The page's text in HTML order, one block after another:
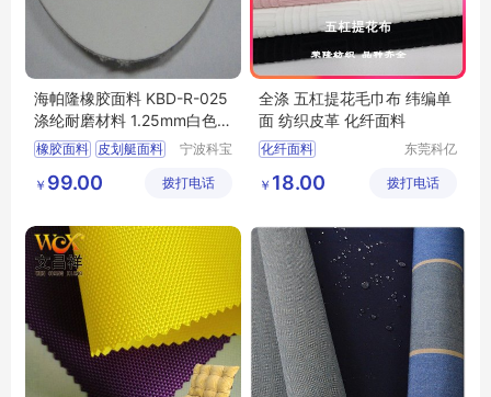
海帕隆橡胶面料 KBD-R-025
涤纶耐磨材料 1.25mm白色皮
划艇面料
橡胶面料
皮划艇面料
海帕隆橡胶面料
宁波科宝
有限公司
￥ 99.00 拨打电话
全涤 五杠提花毛巾布 纬编单
面 纺织皮革 化纤面料
化纤面料
东莞科亿
公司
￥ 18.00 拨打电话